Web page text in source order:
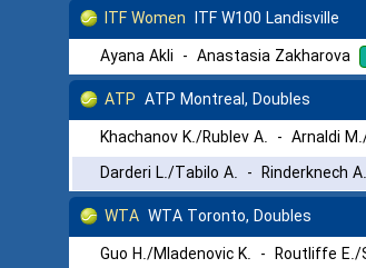
ITF Women ITF W100 Landisville
Ayana Akli - Anastasia Zakharova
ATP ATP Montreal, Doubles
Khachanov K./Rublev A. - Arnaldi
Darderi L./Tabilo A. - Rinderknech
WTA WTA Toronto, Doubles
Guo H./Mladenovic K. - Routliffe E./